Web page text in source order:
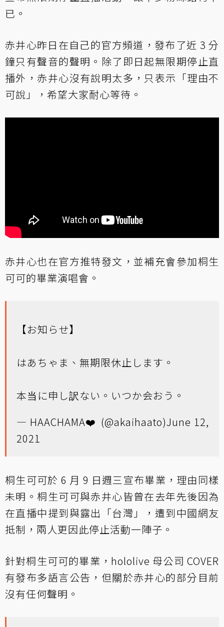
已。
赤井心昨日在自己的官方頻道，發布了近 3 分
鐘只有聲音的聲明。除了即日起無限期停止直
播外，赤井心沒有說明太多，只表示「理由不
可說」，希望大家耐心等待。
赤井心也在官方推特發文，並補充會參加桐生
可可的畢業演唱會。
【お知らせ】
はあちゃま、無期限休止します。
本当に申し訳ない。いつか会おう。
— HAACHAMA❤️ (@akaihaato)June 12,
2021
桐生可可於 6 月 9 日週三宣布畢業，理由同樣
未明。桐生可可與赤井心皆曾在去年先後因為
在直播中提到與露出「台灣」，遭到中國網友
抵制，兩人更因此停止活動一陣子。
針對桐生可可的畢業，hololive 母公司 COVER
有發布多語言公告，但關於赤井心的部分目前
沒有任何聲明。